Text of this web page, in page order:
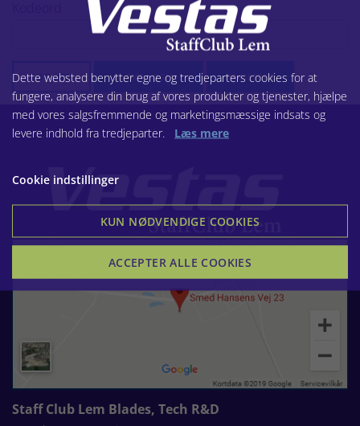
LOG IND GLEMT LOGIN ? REGISTRER
Staff Club Lem Blades, Tech R&D
Dette websted benytter egne og tredjeparters cookies for at
fungere, analysere din brug af vores produkter og tjenester, hjælpe
med vores salgsfremmende og marketingsmæssige indsats og
levere indhold fra tredjeparter. Læs mere
Cookie indstillinger
KUN NØDVENDIGE COOKIES
ACCEPTER ALLE COOKIES